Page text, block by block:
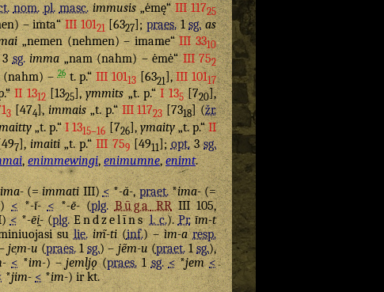
nom. pl. masc. immusis„ėmę“III 11725
– imta“III 10121[6327];praes.1sg. as
„nemen (nehmen) – imame“III 3310
sg. imma„nam (nahm) – ėmė“III 752
(nahm) –26t. p.“III 10113[6321],III 10117
II 1312[1325],ymmits„t. p.“I 135[720],
3[474],immais„t. p.“III 11723[7318] (žr.
„t. p.“I 1315–16[726],ymaity„t. p.“II
7],imaiti„t. p.“III 759[4911];opt.3sg.
, enimmewingi, enimumne,enimt.
ima-(=immatiIII)<*-ă-,praet.*ima-(=
<*-ī- <*-ē-(plg. BūgaRRIII 105,
<*-ēi̯-(plg. Endzelīns l. c.).Pr. īm-t
sulie. im̃-ti(inf.) –ìm-a resp.
je̹m-u(praes.1sg.) – jẽm-u(praet.1sg.),
< *im-) –jemljǫ(praes.1sg. <*jem <
*jim- < *im-) ir kt.